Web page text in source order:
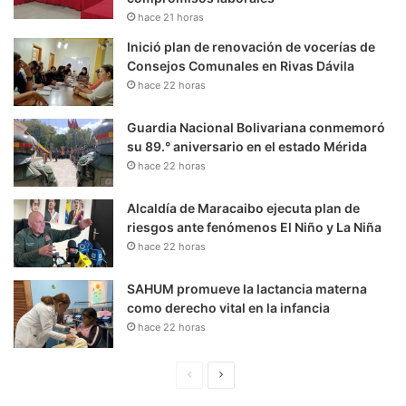
hace 21 horas
Inició plan de renovación de vocerías de
Consejos Comunales en Rivas Dávila
hace 22 horas
Guardia Nacional Bolivariana conmemoró
su 89.° aniversario en el estado Mérida
hace 22 horas
Alcaldía de Maracaibo ejecuta plan de
riesgos ante fenómenos El Niño y La Niña
hace 22 horas
SAHUM promueve la lactancia materna
como derecho vital en la infancia
hace 22 horas